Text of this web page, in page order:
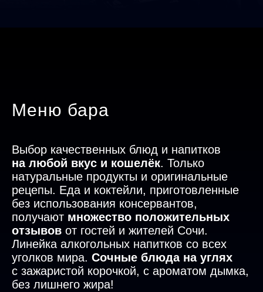
Меню бара
Выбор качественных блюд и напитков
на любой вкус и кошелёк. Только
натуральные продукты и оригинальные
рецепы. Еда и коктейли, приготовленные
без использования консервантов,
получают множество положительных
отзывов от гостей и жителей Сочи.
Линейка алкогольных напитков со всех
уголков мира. Сочные блюда на углях
с зажаристой корочкой, с ароматом дымка,
без лишнего жира!